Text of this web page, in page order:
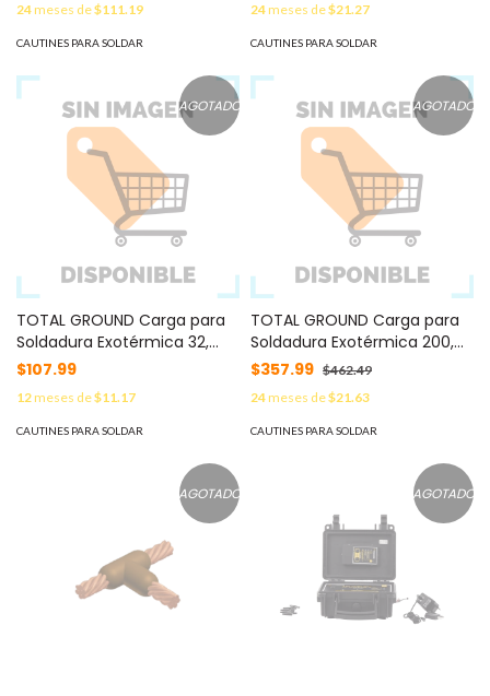
24meses de$111.19
CAUTINES PARA SOLDAR
24meses de$21.27
CAUTINES PARA SOLDAR
AGOTADO
TOTAL GROUND Carga para
Soldadura Exotérmica 32,
venta por unidad. TG-
$107.99
12meses de$11.17
CAUTINES PARA SOLDAR
AGOTADO
TOTAL GROUND Carga para
Soldadura Exotérmica 200,
venta por unidad. TG-
CARGA-200
$357.99 $462.49
24meses de$21.63
CAUTINES PARA SOLDAR
AGOTADO AGOTADO